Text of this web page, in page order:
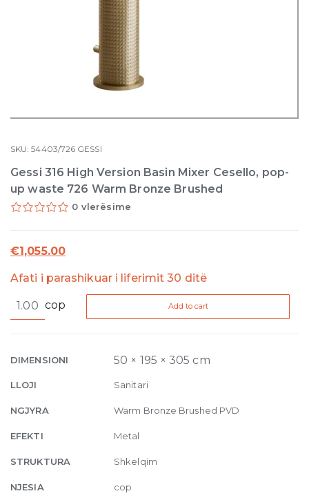
SKU:54403/726 GESSI
Gessi 316 High Version Basin Mixer Cesello, pop-
up waste 726 Warm Bronze Brushed
0 vlerësime
€1,055.00
Afati i parashikuar i liferimit 30 ditë
316
Basin
Cesello,
pop-
waste
726
Bronze
cop Add to cart
DIMENSIONI 50 × 195 × 305 cm
LLOJI Sanitari
NGJYRA Warm Bronze Brushed PVD
EFEKTI Metal
STRUKTURA Shkelqim
NJESIA cop